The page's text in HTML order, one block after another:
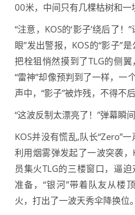
00米，中间只有几棵枯树和一
“注意，KOS的‘影子’绕后了
眼”发出警报，KOS的“影子”
把栓狙悄然摸到了TLG的侧
“雷神”却像预判到了一样，一
声中，“影子”被炸残，不得不后
“这波反制太漂亮了！”弹幕瞬间
KOS并没有慌乱,队长“Zero”
利用烟雾弹发起了一波突袭
员集火TLG的三楼窗口，逼
准备，“银河”带着队友从楼
火，打出了一波天秀伞降换位。